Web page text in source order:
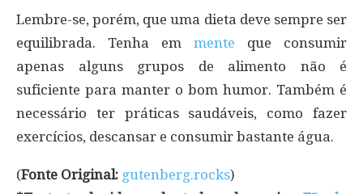
Lembre-se, porém, que uma dieta deve sempre ser
equilibrada. Tenha em mente que consumir
apenas alguns grupos de alimento não é
suficiente para manter o bom humor. Também é
necessário ter práticas saudáveis, como fazer
exercícios, descansar e consumir bastante água.
(Fonte Original: gutenberg.rocks)